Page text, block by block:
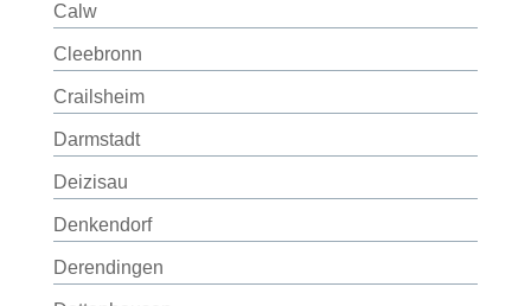
Calw
Cleebronn
Crailsheim
Darmstadt
Deizisau
Denkendorf
Derendingen